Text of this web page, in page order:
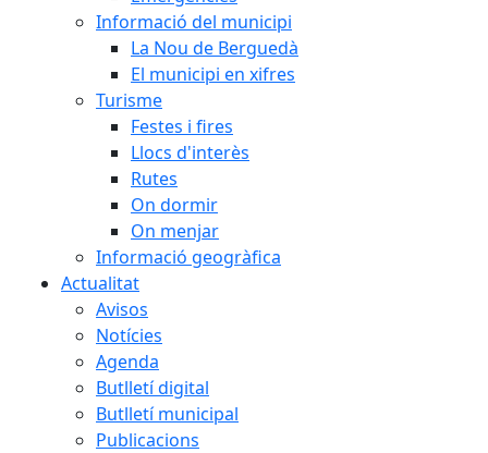
Informació del municipi
La Nou de Berguedà
El municipi en xifres
Turisme
Festes i fires
Llocs d'interès
Rutes
On dormir
On menjar
Informació geogràfica
Actualitat
Avisos
Notícies
Agenda
Butlletí digital
Butlletí municipal
Publicacions